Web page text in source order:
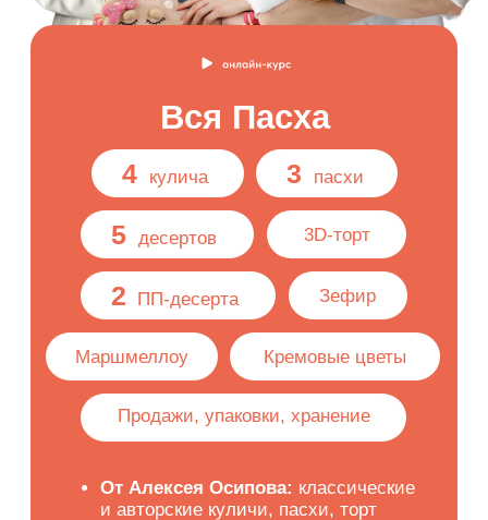
От Елены Тугановой:
десерты
и декор из зефира, маршмеллоу
и кремовых цветов
От Марины Федоровой:
От Александры Денисовой:
торт
Птичье Молоко со вкусом Манго-
Маракуйя и пасхальным декором
От Натальи Гончаровой:Гайды
«Как продавать Пасхальные
Модуль с рекомендациями по
инвентарю и ингредиентам
От Алексея Осипова:классические
и авторские куличи, пасхи, торт
и порционные десерты
Кремовые цветы
Зефир
3D-торт
десертов
5